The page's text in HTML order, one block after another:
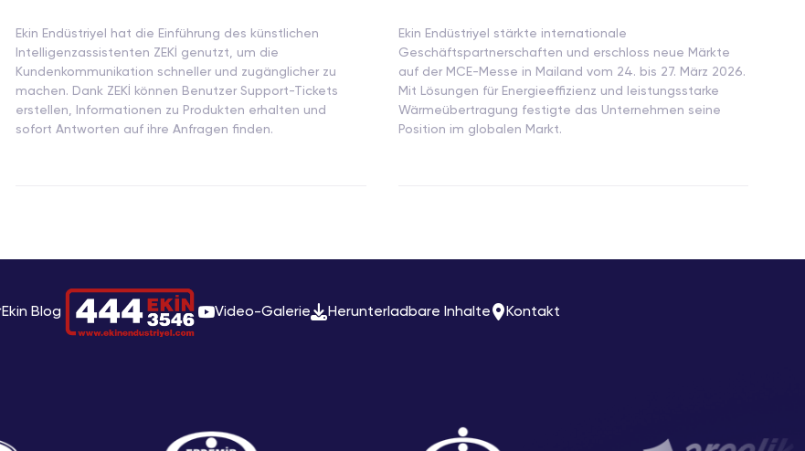
Ekin Endüstriyel hat die Einführung des künstlichen
Intelligenzassistenten ZEKİ genutzt, um die
Kundenkommunikation schneller und zugänglicher zu
machen. Dank ZEKİ können Benutzer Support-Tickets
erstellen, Informationen zu Produkten erhalten und
sofort Antworten auf ihre Anfragen finden.
Ekin Endüstriyel stärkte internationale
Geschäftspartnerschaften und erschloss neue Märkte
auf der MCE-Messe in Mailand vom 24. bis 27. März 2026.
Mit Lösungen für Energieeffizienz und leistungsstarke
Wärmeübertragung festigte das Unternehmen seine
Position im globalen Markt.
Ekin Blog Video-Galerie Herunterladbare Inhalte Kontakt